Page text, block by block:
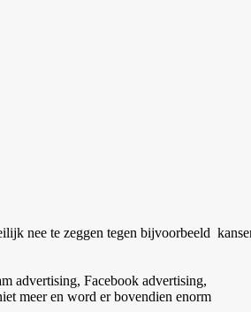
nee te zeggen tegen bijvoorbeeld
advertising, Facebook advertising,
meer en word er bovendien enorm